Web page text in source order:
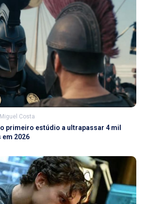
Miguel Costa
primeiro estúdio a ultrapassar 4 mil
2026